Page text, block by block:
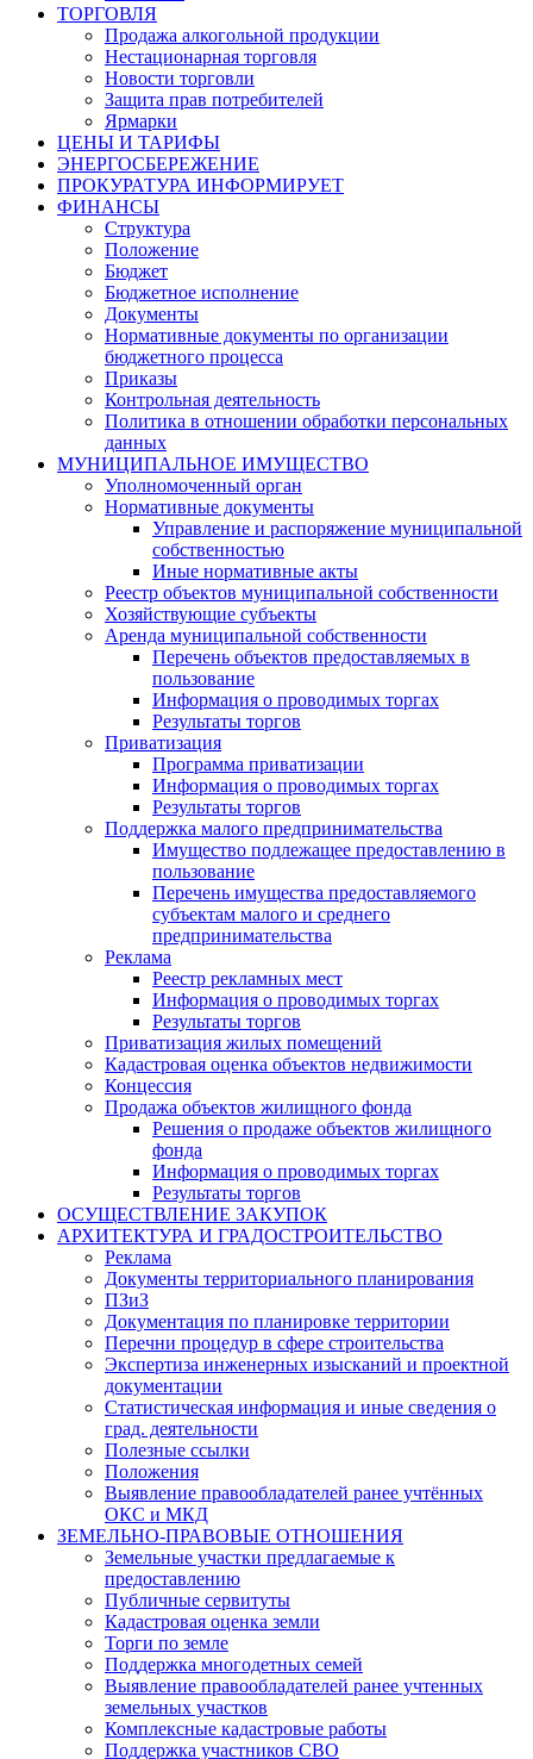
ТОРГОВЛЯ
Продажа алкогольной продукции
Нестационарная торговля
Новости торговли
Защита прав потребителей
Ярмарки
ЦЕНЫ И ТАРИФЫ
ЭНЕРГОСБЕРЕЖЕНИЕ
ПРОКУРАТУРА ИНФОРМИРУЕТ
ФИНАНСЫ
Структура
Положение
Бюджет
Бюджетное исполнение
Документы
Нормативные документы по организации
бюджетного процесса
Приказы
Контрольная деятельность
Политика в отношении обработки персональных
данных
МУНИЦИПАЛЬНОЕ ИМУЩЕСТВО
Уполномоченный орган
Нормативные документы
Управление и распоряжение муниципальной
собственностью
Иные нормативные акты
Реестр объектов муниципальной собственности
Хозяйствующие субъекты
Аренда муниципальной собственности
Перечень объектов предоставляемых в
пользование
Информация о проводимых торгах
Результаты торгов
Приватизация
Программа приватизации
Информация о проводимых торгах
Результаты торгов
Поддержка малого предпринимательства
Имущество подлежащее предоставлению в
пользование
Перечень имущества предоставляемого
субъектам малого и среднего
предпринимательства
Реклама
Реестр рекламных мест
Информация о проводимых торгах
Результаты торгов
Приватизация жилых помещений
Кадастровая оценка объектов недвижимости
Концессия
Продажа объектов жилищного фонда
Решения о продаже объектов жилищного
фонда
Информация о проводимых торгах
Результаты торгов
ОСУЩЕСТВЛЕНИЕ ЗАКУПОК
АРХИТЕКТУРА И ГРАДОСТРОИТЕЛЬСТВО
Реклама
Документы территориального планирования
ПЗиЗ
Документация по планировке территории
Перечни процедур в сфере строительства
Экспертиза инженерных изысканий и проектной
документации
Статистическая информация и иные сведения о
град. деятельности
Полезные ссылки
Положения
Выявление правообладателей ранее учтённых
ОКС и МКД
ЗЕМЕЛЬНО-ПРАВОВЫЕ ОТНОШЕНИЯ
Земельные участки предлагаемые к
предоставлению
Публичные сервитуты
Кадастровая оценка земли
Торги по земле
Поддержка многодетных семей
Выявление правообладателей ранее учтенных
земельных участков
Комплексные кадастровые работы
Поддержка участников СВО